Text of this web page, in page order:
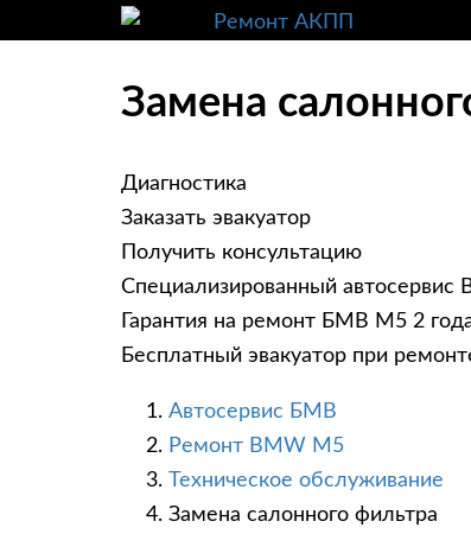
Ремонт АКПП
Замена
Диагностика
Заказать эвакуатор
Получить консультацию
Специализированный автосервис
Гарантия на ремонт БМВ М5 2
Бесплатный эвакуатор при
Автосервис БМВ
Ремонт BMW M5
Техническое обслуживание
Замена салонного фильтра